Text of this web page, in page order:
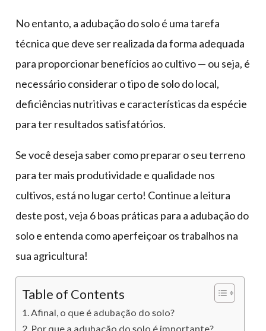
No entanto, a adubação do solo é uma tarefa
técnica que deve ser realizada da forma adequada
para proporcionar benefícios ao cultivo — ou seja, é
necessário considerar o tipo de solo do local,
deficiências nutritivas e características da espécie
para ter resultados satisfatórios.
Se você deseja saber como preparar o seu terreno
para ter mais produtividade e qualidade nos
cultivos, está no lugar certo! Continue a leitura
deste post, veja 6 boas práticas para a adubação do
solo e entenda como aperfeiçoar os trabalhos na
sua agricultura!
Table of Contents
Afinal, o que é adubação do solo?
Por que a adubação do solo é importante?